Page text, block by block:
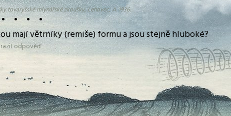
• • • •
tovaryšské mlynářské zkoušky, Lehovec, A. 1936:
mají větrníky (remiše) formu a jsou stejně hluboké?
odpověď